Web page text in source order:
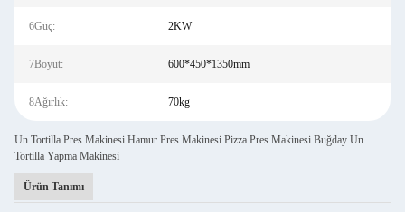
6Güç: 2KW
7Boyut: 600*450*1350mm
8Ağırlık: 70kg
Un Tortilla Pres Makinesi Hamur Pres Makinesi Pizza Pres Makinesi Buğday Un
Tortilla Yapma Makinesi
Ürün Tanımı